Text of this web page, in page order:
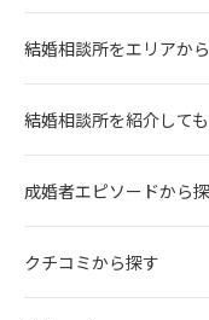
結婚相談所をエリアか
結婚相談所を紹介して
成婚者エピソードから
クチコミから探す